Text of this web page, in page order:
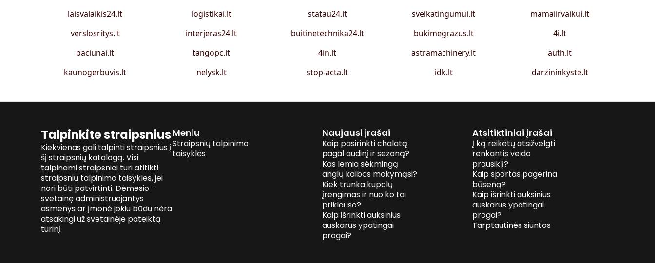
laisvalaikis24.lt logistikai.lt statau24.lt sveikatingumui.lt
mamaiirvaikui.lt
verslosritys.lt
interjeras24.lt buitinetechnika24.lt bukimegrazus.lt
4i.lt
baciunai.lt
tangopc.lt 4in.lt astramachinery.lt
auth.lt
kaunogerbuvis.lt
nelysk.lt stop-acta.lt idk.lt darzininkyste.lt
Talpinkite straipsnius
Kiekvienas gali talpinti straipsnius į
šį straipsnių katalogą. Visi
talpinami straipsniai turi atitikti
straipsnių talpinimo taisykles, jei
nori būti patvirtinti. Dėmesio -
svetainę administruojantys
asmenys ar įmonė jokiu būdu nėra
atsakingi už svetainėje pateiktą
turinį.
Meniu
Straipsnių talpinimo
taisyklės
Naujausi įrašai
Kaip pasirinkti chalatą
pagal audinį ir sezoną?
Kas lemia sėkmingą
anglų kalbos mokymąsi?
Kiek trunka kupolų
įrengimas ir nuo ko tai
priklauso?
Kaip išrinkti auksinius
auskarus ypatingai
progai?
Atsitiktiniai įrašai
Į ką reikėtų atsižvelgti
renkantis veido
prausiklį?
Kaip sportas pagerina
būseną?
Kaip išrinkti auksinius
auskarus ypatingai
progai?
Tarptautinės siuntos